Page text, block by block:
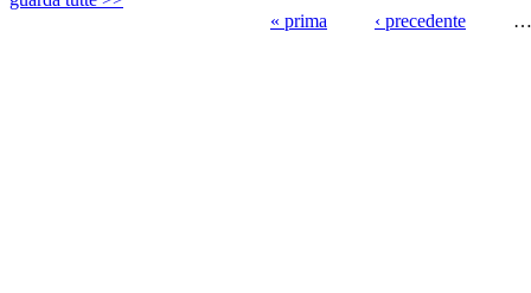
« prima ‹ precedente …